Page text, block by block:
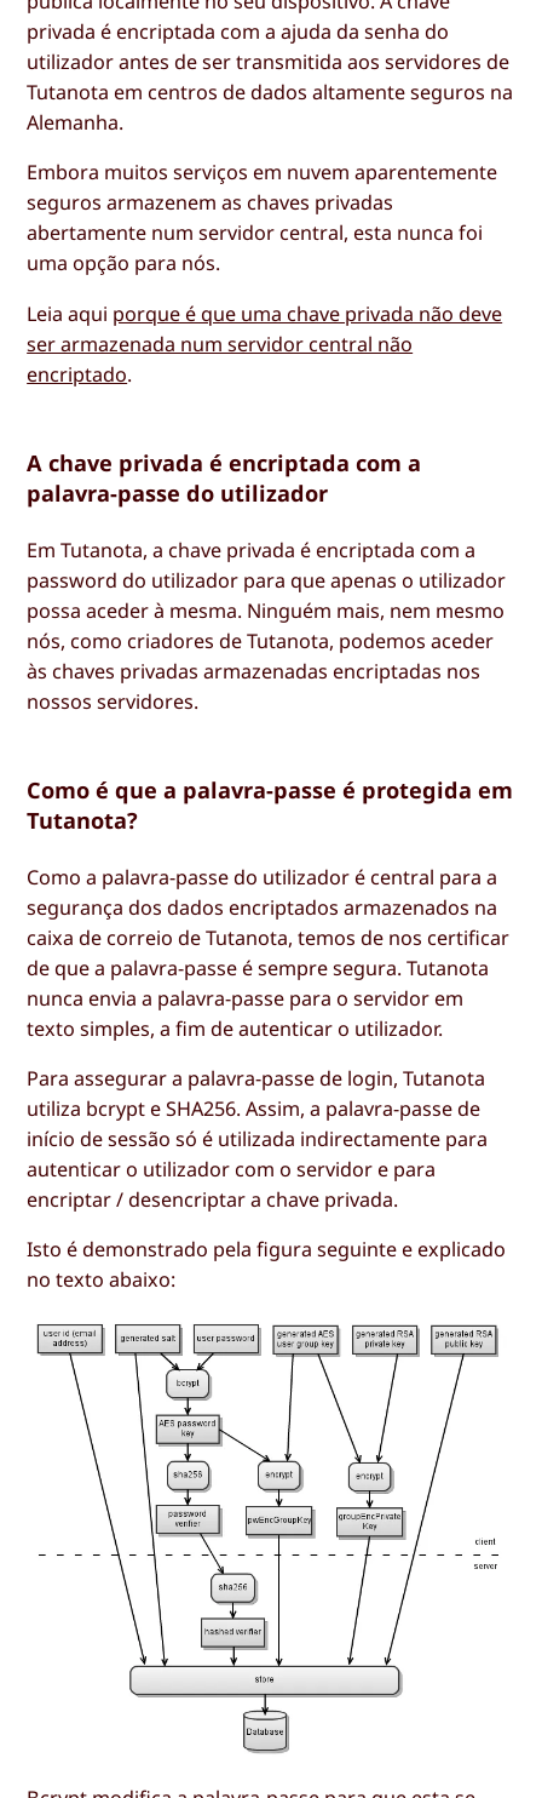
privada é encriptada com a ajuda da senha do
utilizador antes de ser transmitida aos servidores de
Tutanota em centros de dados altamente seguros na
Alemanha.
Embora muitos serviços em nuvem aparentemente
seguros armazenem as chaves privadas
abertamente num servidor central, esta nunca foi
uma opção para nós.
Leia aqui porque é que uma chave privada não deve
ser armazenada num servidor central não
encriptado.
A chave privada é encriptada com a
palavra-passe do utilizador
Em Tutanota, a chave privada é encriptada com a
password do utilizador para que apenas o utilizador
possa aceder à mesma. Ninguém mais, nem mesmo
nós, como criadores de Tutanota, podemos aceder
às chaves privadas armazenadas encriptadas nos
nossos servidores.
Como é que a palavra-passe é protegida em
Tutanota?
Como a palavra-passe do utilizador é central para a
segurança dos dados encriptados armazenados na
caixa de correio de Tutanota, temos de nos certificar
de que a palavra-passe é sempre segura. Tutanota
nunca envia a palavra-passe para o servidor em
texto simples, a fim de autenticar o utilizador.
Para assegurar a palavra-passe de login, Tutanota
utiliza bcrypt e SHA256. Assim, a palavra-passe de
início de sessão só é utilizada indirectamente para
autenticar o utilizador com o servidor e para
encriptar / desencriptar a chave privada.
Isto é demonstrado pela figura seguinte e explicado
no texto abaixo: